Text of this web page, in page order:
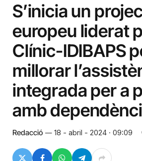
S’inicia un
europeu liderat
Clínic-IDIBAPS
millorar
integrada per a
amb
Redacció 18 - abril - 2024 · 09:09